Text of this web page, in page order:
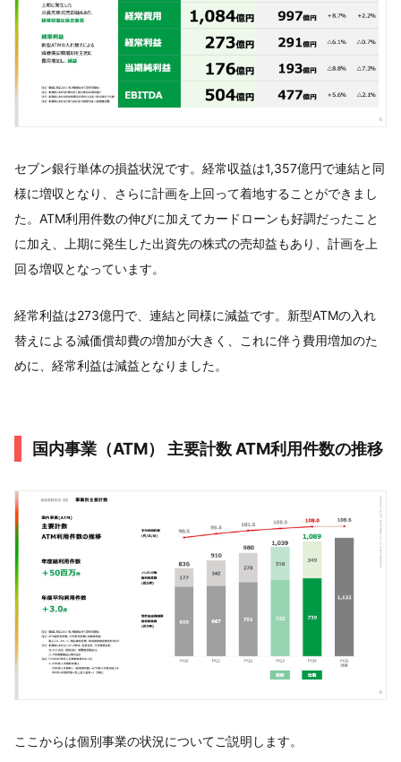
セブン銀行単体の損益状況です。経常収益は1,357億円で連結と同
様に増収となり、さらに計画を上回って着地することができまし
た。ATM利用件数の伸びに加えてカードローンも好調だったこと
に加え、上期に発生した出資先の株式の売却益もあり、計画を上
回る増収となっています。
経常利益は273億円で、連結と同様に減益です。新型ATMの入れ
替えによる減価償却費の増加が大きく、これに伴う費用増加のた
めに、経常利益は減益となりました。
国内事業（ATM） 主要計数 ATM利用件数の推移
ここからは個別事業の状況についてご説明します。